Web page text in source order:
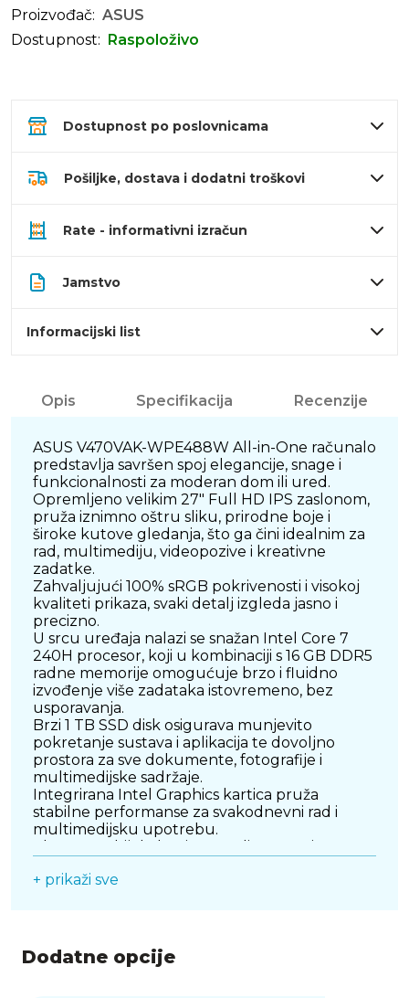
Proizvođač: ASUS
Dostupnost:
Raspoloživo
Dostupnost po poslovnicama
Pošiljke, dostava i dodatni troškovi
Rate - informativni izračun
Jamstvo
Informacijski list
Opis Specifikacija Recenzije
ASUS V470VAK-WPE488W All-in-One računalo
predstavlja savršen spoj elegancije, snage i
funkcionalnosti za moderan dom ili ured.
Opremljeno velikim 27" Full HD IPS zaslonom,
pruža iznimno oštru sliku, prirodne boje i
široke kutove gledanja, što ga čini idealnim za
rad, multimediju, videopozive i kreativne
zadatke.
Zahvaljujući 100% sRGB pokrivenosti i visokoj
kvaliteti prikaza, svaki detalj izgleda jasno i
precizno.
U srcu uređaja nalazi se snažan Intel Core 7
240H procesor, koji u kombinaciji s 16 GB DDR5
radne memorije omogućuje brzo i fluidno
izvođenje više zadataka istovremeno, bez
usporavanja.
Brzi 1 TB SSD disk osigurava munjevito
pokretanje sustava i aplikacija te dovoljno
prostora za sve dokumente, fotografije i
multimedijske sadržaje.
Integrirana Intel Graphics kartica pruža
stabilne performanse za svakodnevni rad i
multimedijsku upotrebu.
bežična povezivost putem WiFi i Bluetooth
operativnim sustavom, što omogućuje odmah
spremno i moderno korisničko iskustvo.
+ prikaži sve
Dodatne opcije